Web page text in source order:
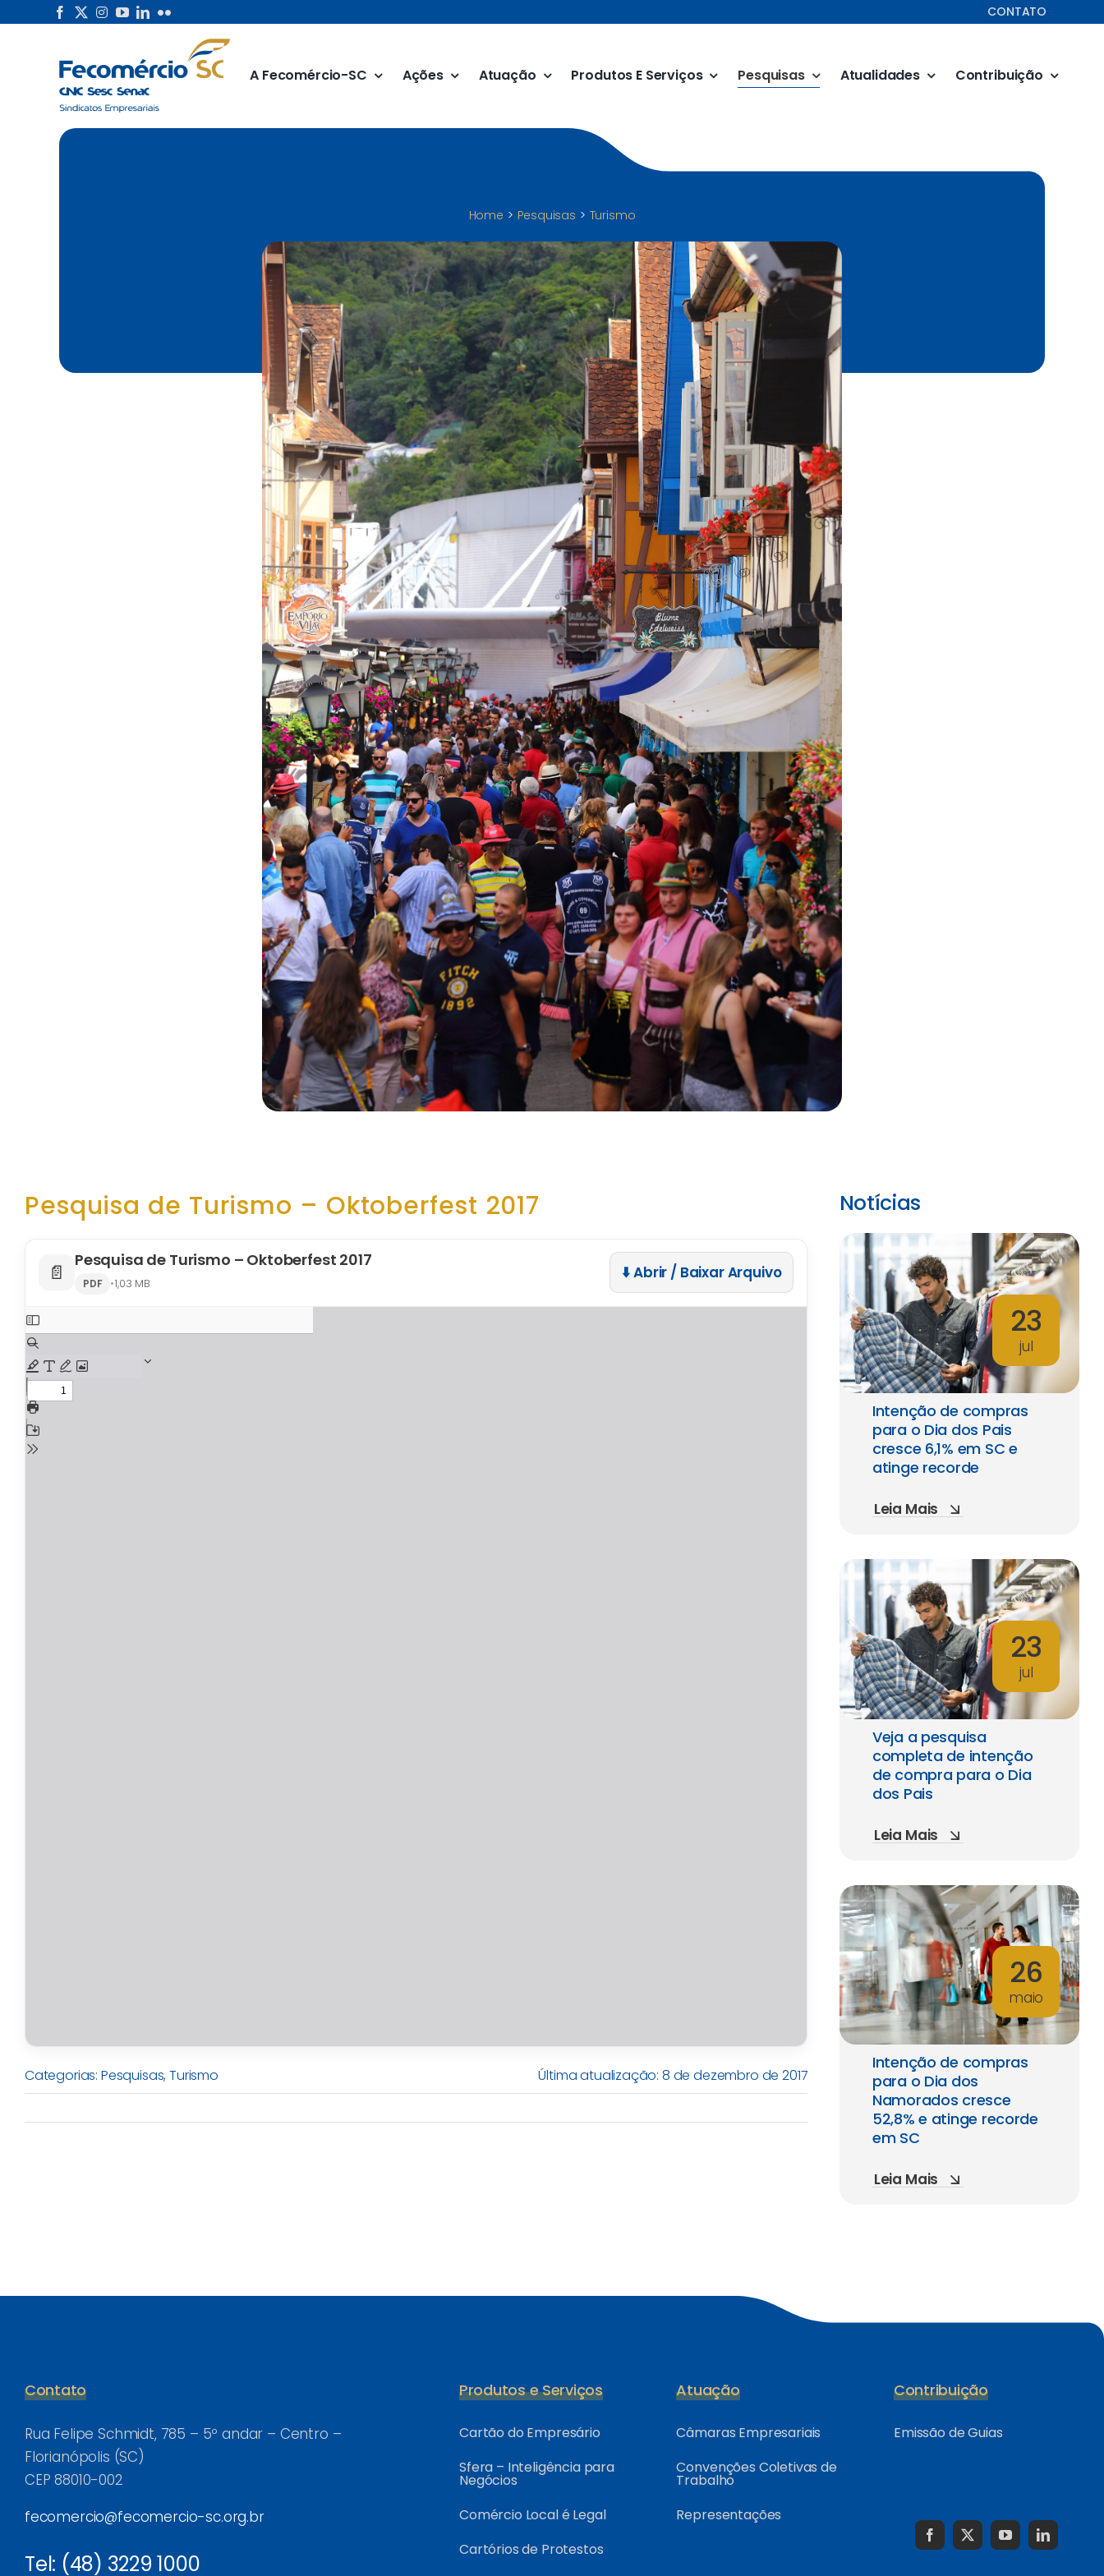
CONTATO
A Fecomércio-SC Ações Atuação Produtos E Serviços Pesquisas Atualidades Contribuição
Home Pesquisas Turismo
Pesquisa de Turismo – Oktoberfest 2017
📄
Pesquisa de Turismo – Oktoberfest 2017
PDF •1,03 MB
⬇️ Abrir / Baixar Arquivo
Categorias: Pesquisas,Turismo Última atualização: 8 de dezembro de 2017
Notícias
23
jul
Intenção de compras
para o Dia dos Pais
cresce 6,1% em SC e
atinge recorde
Leia Mais
23
jul
Veja a pesquisa
completa de intenção
de compra para o Dia
dos Pais
Leia Mais
26
maio
Intenção de compras
para o Dia dos
Namorados cresce
52,8% e atinge recorde
em SC
Leia Mais
Contato
Rua Felipe Schmidt, 785 – 5º andar – Centro –
Florianópolis (SC)
CEP 88010-002
fecomercio@fecomercio-sc.org.br
Tel: (48) 3229 1000
Produtos e Serviços
Cartão do Empresário
Sfera – Inteligência para
Negócios
Comércio Local é Legal
Cartórios de Protestos
Atuação
Câmaras Empresariais
Convenções Coletivas de
Trabalho
Representações
Contribuição
Emissão de Guias